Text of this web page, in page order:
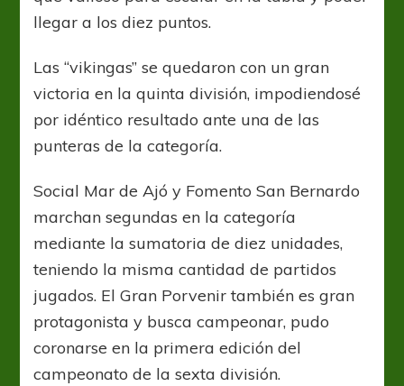
llegar a los diez puntos.
Las “vikingas” se quedaron con un gran
victoria en la quinta división, impodiendosé
por idéntico resultado ante una de las
punteras de la categoría.
Social Mar de Ajó y Fomento San Bernardo
marchan segundas en la categoría
mediante la sumatoria de diez unidades,
teniendo la misma cantidad de partidos
jugados. El Gran Porvenir también es gran
protagonista y busca campeonar, pudo
coronarse en la primera edición del
campeonato de la sexta división.